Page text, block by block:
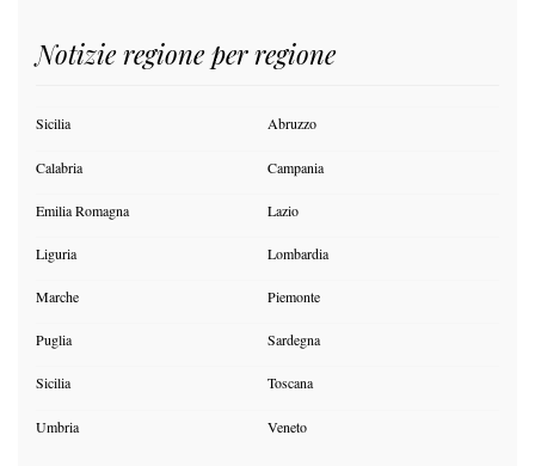
Notizie regione per regione
Sicilia Abruzzo
Calabria Campania
Emilia Romagna Lazio
Liguria Lombardia
Marche Piemonte
Puglia Sardegna
Sicilia Toscana
Umbria Veneto